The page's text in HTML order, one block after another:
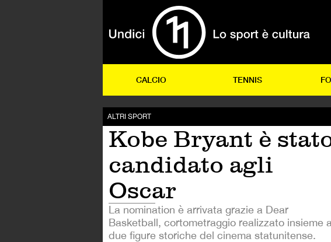
CALCIO TENNIS
ALTRI SPORT
Kobe Bryant è
candidato agli
Oscar
La nomination è arrivata grazie a Dear
Basketball, cortometraggio realizzato insieme a
due figure storiche del cinema statunitense.